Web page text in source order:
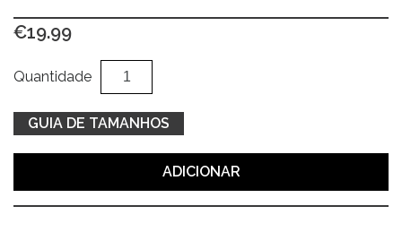
€19.99
Quantidade
Quantidade
de
Calças
de
treino
GUIA DE TAMANHOS
ADICIONAR